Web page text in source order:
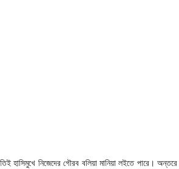
হাসিমুখে নিজেদের গৌরব বলিয়া মানিয়া লইতে পারে।